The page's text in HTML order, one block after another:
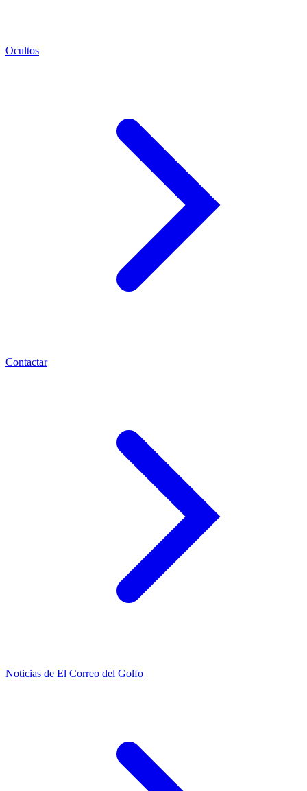
Ocultos
Contactar
Noticias de El Correo del Golfo